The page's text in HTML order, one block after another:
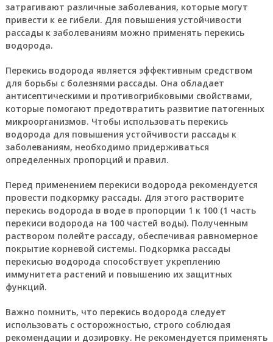
затрагивают различные заболевания, которые могут
привести к ее гибели. Для повышения устойчивости
рассады к заболеваниям можно применять перекись
водорода.
Перекись водорода является эффективным средством
для борьбы с болезнями рассады. Она обладает
антисептическими и противогрибковыми свойствами,
которые помогают предотвратить развитие патогенных
микроорганизмов. Чтобы использовать перекись
водорода для повышения устойчивости рассады к
заболеваниям, необходимо придерживаться
определенных пропорций и правил.
Перед применением перекиси водорода рекомендуется
провести подкормку рассады. Для этого растворите
перекись водорода в воде в пропорции 1 к 100 (1 часть
перекиси водорода на 100 частей воды). Полученным
раствором полейте рассаду, обеспечивая равномерное
покрытие корневой системы. Подкормка рассады
перекисью водорода способствует укреплению
иммунитета растений и повышению их защитных
функций.
Важно помнить, что перекись водорода следует
использовать с осторожностью, строго соблюдая
рекомендации и дозировку. Не рекомендуется применять